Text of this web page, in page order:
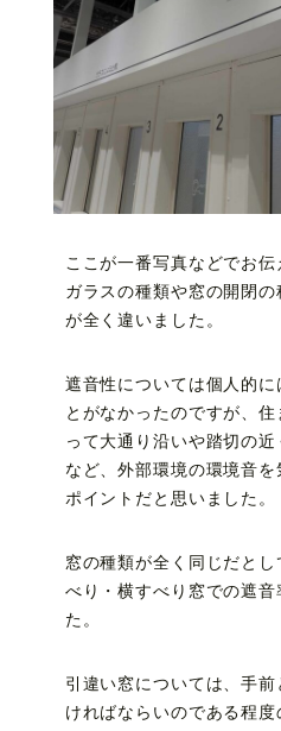
ここが一番写真などでお伝
ガラスの種類や窓の開閉
が全く違いました。
遮音性については個人的に
とがなかったのですが、
って大通り沿いや踏切の
など、外部環境の環境音を
ポイントだと思いました。
窓の種類が全く同じだと
べり・横すべり窓での遮音
た。
引違い窓については、手
ければならいのである程